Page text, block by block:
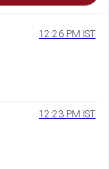
12:26 PM IST
12:23 PM IST